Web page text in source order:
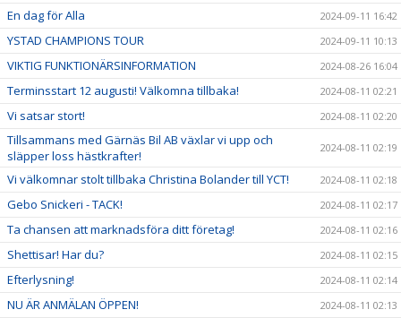
En dag för Alla 2024-09-11 16:42
YSTAD CHAMPIONS TOUR 2024-09-11 10:13
VIKTIG FUNKTIONÄRSINFORMATION 2024-08-26 16:04
Terminsstart 12 augusti! Välkomna tillbaka! 2024-08-11 02:21
Vi satsar stort! 2024-08-11 02:20
Tillsammans med Gärnäs Bil AB växlar vi upp och
släpper loss hästkrafter!
2024-08-11 02:19
Vi välkomnar stolt tillbaka Christina Bolander till YCT! 2024-08-11 02:18
Gebo Snickeri - TACK! 2024-08-11 02:17
Ta chansen att marknadsföra ditt företag! 2024-08-11 02:16
Shettisar! Har du? 2024-08-11 02:15
Efterlysning! 2024-08-11 02:14
NU ÄR ANMÄLAN ÖPPEN! 2024-08-11 02:13